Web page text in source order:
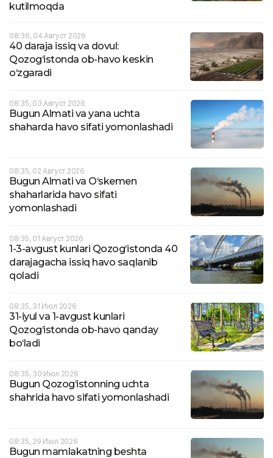
kutilmoqda
08:36, 04 Август 2026
40 daraja issiq va dovul:
Qozog‘istonda ob-havo keskin
o‘zgaradi
08:35, 03 Август 2026
Bugun Almati va yana uchta
shaharda havo sifati yomonlashadi
08:35, 02 Август 2026
Bugun Almati va O‘skemen
shaharlarida havo sifati
yomonlashadi
08:35, 01 Август 2026
1-3-avgust kunlari Qozog‘istonda 40
darajagacha issiq havo saqlanib
qoladi
08:35, 31 Июл 2026
31-iyul va 1-avgust kunlari
Qozog‘istonda ob-havo qanday
bo‘ladi
08:35, 30 Июл 2026
Bugun Qozog‘istonning uchta
shahrida havo sifati yomonlashadi
08:35, 29 Июл 2026
Bugun mamlakatning beshta